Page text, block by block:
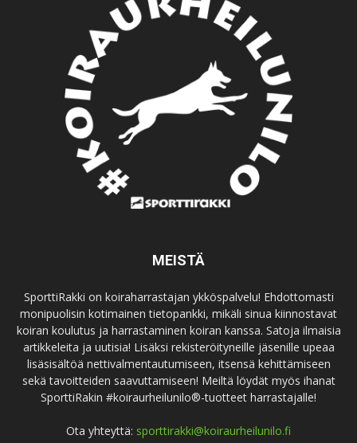
MEISTÄ
SporttiRakki on koiraharrastajan ykköspalvelu! Ehdottomasti
monipuolisin kotimainen tietopankki, mikäli sinua kiinnostavat
koiran koulutus ja harrastaminen koiran kanssa. Satoja ilmaisia
artikkeleita ja uutisia! Lisäksi rekisteröityneille jäsenille upeaa
lisäsisältöä nettivalmentautumiseen, itsensä kehittämiseen
sekä tavoitteiden saavuttamiseen! Meiltä löydät myös ihanat
SporttiRakin #koiraurheilunilo®-tuotteet harrastajalle!
Ota yhteyttä: sporttirakki@koiraurheilunilo.fi